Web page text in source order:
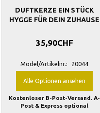
DUFTKERZE EIN STÜCK
HYGGE FÜR DEIN ZUHAUSE
35,90CHF
Model/Artikelnr.: 20044
Alle Optionen ansehen
Kostenloser B-Post-Versand. A-
Post & Express optional